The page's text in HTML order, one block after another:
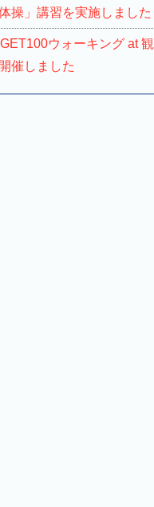
体操」講習を実施しました
ウォーキング at
催しました